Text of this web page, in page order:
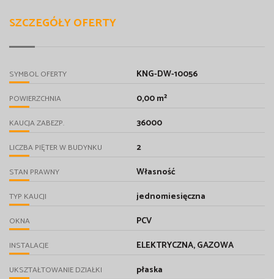
SZCZEGÓŁY OFERTY
SYMBOL OFERTY KNG-DW-10056
POWIERZCHNIA 0,00 m²
KAUCJA ZABEZP. 36000
LICZBA PIĘTER W BUDYNKU 2
STAN PRAWNY Własność
TYP KAUCJI jednomiesięczna
OKNA PCV
INSTALACJE ELEKTRYCZNA, GAZOWA
UKSZTAŁTOWANIE DZIAŁKI płaska